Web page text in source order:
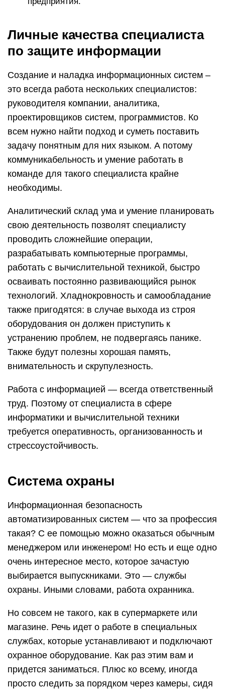
Личные качества специалиста
по защите информации
Создание и наладка информационных систем –
это всегда работа нескольких специалистов:
руководителя компании, аналитика,
проектировщиков систем, программистов. Ко
всем нужно найти подход и суметь поставить
задачу понятным для них языком. А потому
коммуникабельность и умение работать в
команде для такого специалиста крайне
необходимы.
Аналитический склад ума и умение планировать
свою деятельность позволят специалисту
проводить сложнейшие операции,
разрабатывать компьютерные программы,
работать с вычислительной техникой, быстро
осваивать постоянно развивающийся рынок
технологий. Хладнокровность и самообладание
также пригодятся: в случае выхода из строя
оборудования он должен приступить к
устранению проблем, не подвергаясь панике.
Также будут полезны хорошая память,
внимательность и скрупулезность.
Работа с информацией — всегда ответственный
труд. Поэтому от специалиста в сфере
информатики и вычислительной техники
требуется оперативность, организованность и
стрессоустойчивость.
Система охраны
Информационная безопасность
автоматизированных систем — что за профессия
такая? С ее помощью можно оказаться обычным
менеджером или инженером! Но есть и еще одно
очень интересное место, которое зачастую
выбирается выпускниками. Это — службы
охраны. Иными словами, работа охранника.
Но совсем не такого, как в супермаркете или
магазине. Речь идет о работе в специальных
службах, которые устанавливают и подключают
охранное оборудование. Как раз этим вам и
придется заниматься. Плюс ко всему, иногда
просто следить за порядком через камеры, сидя